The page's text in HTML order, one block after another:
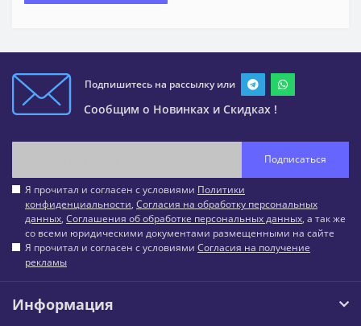
Подпишитесь на рассылку или
Сообщим о Новинках и Скидках !
Подписаться
Я прочитал и согласен с условиями Политики
конфиденциальности, Согласия на обработку персональных
данных, Соглашения об обработке персональных данных, а так же
со всеми юридическими документами размещенными на сайте
Я прочитал и согласен с условиями Согласия на получение
рекламы
Информация